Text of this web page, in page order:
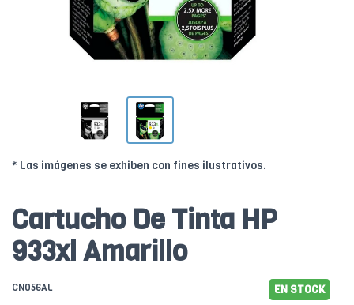
* Las imágenes se exhiben con fines ilustrativos.
Cartucho De Tinta HP
933xl Amarillo
CN056AL EN STOCK